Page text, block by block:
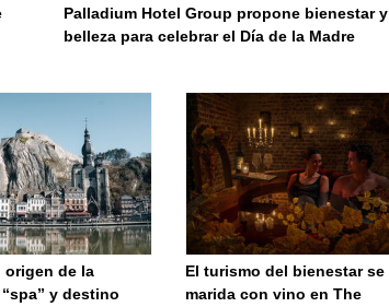
Palladium Hotel Group propone bienestar y
belleza para celebrar el Día de la Madre
origen de la
y destino
El turismo del bienestar se
marida con vino en The